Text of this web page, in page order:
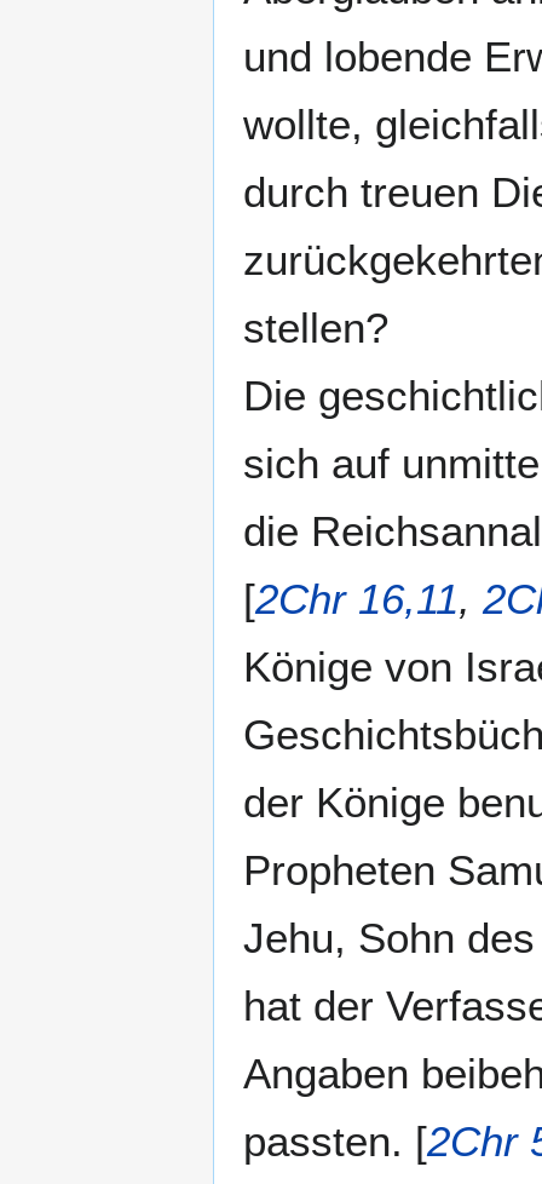
und lobende
wollte,
durch treuen
stellen?
Die
sich auf
die
[2Chr 16,11,
Könige von
der Könige
Propheten
Jehu, Sohn
hat der
Angaben
passten. [2Chr